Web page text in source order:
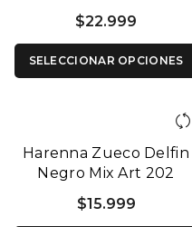
$22.999
SELECCIONAR OPCIONES
Harenna Zueco Delfin
Negro Mix Art 202
$15.999